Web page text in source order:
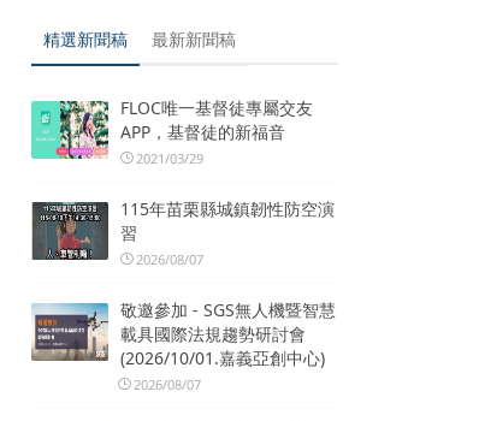
精選新聞稿 最新新聞稿
FLOC唯一基督徒專屬交友
APP，基督徒的新福音
2021/03/29
115年苗栗縣城鎮韌性防空演
習
2026/08/07
敬邀參加 - SGS無人機暨智慧
載具國際法規趨勢研討會
(2026/10/01.嘉義亞創中心)
2026/08/07